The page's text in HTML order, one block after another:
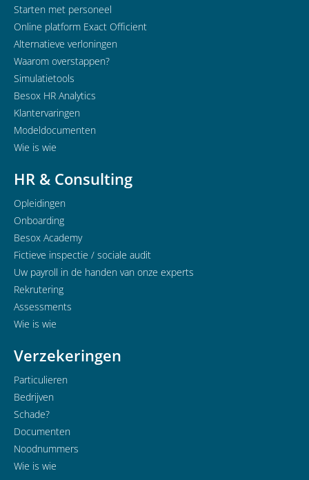
Starten met personeel
Online platform Exact Officient
Alternatieve verloningen
Waarom overstappen?
Simulatietools
Besox HR Analytics
Klantervaringen
Modeldocumenten
Wie is wie
HR & Consulting
Opleidingen
Onboarding
Besox Academy
Fictieve inspectie / sociale audit
Uw payroll in de handen van onze experts
Rekrutering
Assessments
Wie is wie
Verzekeringen
Particulieren
Bedrijven
Schade?
Documenten
Noodnummers
Wie is wie